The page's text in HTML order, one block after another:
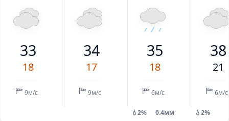
33
18
9м/с
34
17
9м/с
35
18
6м/с
💧2% 0.4мм
38
21
6м/с
💧2%